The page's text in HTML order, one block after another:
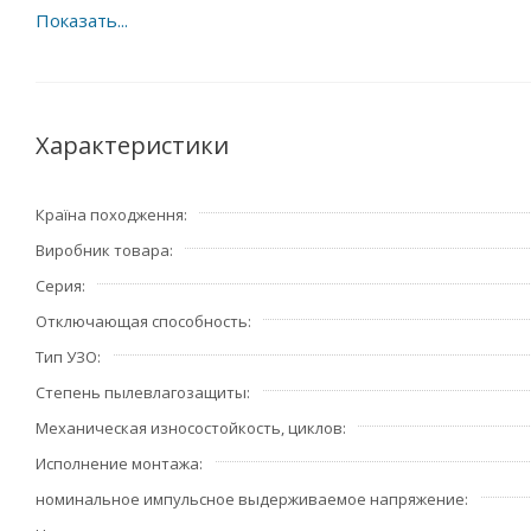
Характеристики
Країна походження
Виробник товара
Серия
Отключающая способность
Тип УЗО
Степень пылевлагозащиты
Механическая износостойкость, циклов
Исполнение монтажа
номинальное импульсное выдерживаемое напряжение